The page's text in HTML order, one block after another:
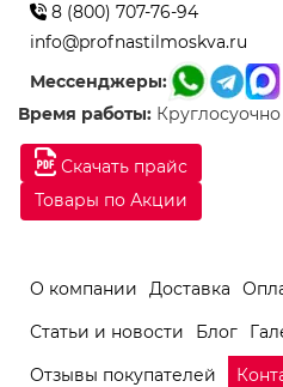
Скачать прайс
Товары по Акции
8 (800) 707-76-94
info@profnastilmoskva.ru
Мессенджеры:
Время работы: Круглосуочно
О компании Доставка
Статьи и новости
Блог
Отзывы покупателей